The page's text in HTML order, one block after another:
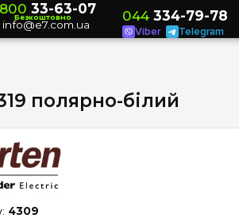
полярно-білий
4309
33-63-07
Безкоштовно
info@e7.com.ua
044 334-79-78
Viber Telegram